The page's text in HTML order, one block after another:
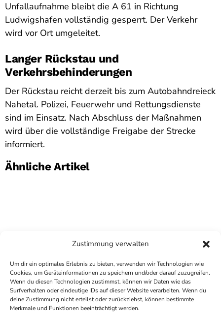
Zustimmung verwalten
Um dir ein optimales Erlebnis zu bieten, verwenden wir Technologien wie
Cookies, um Geräteinformationen zu speichern und/oder darauf zuzugreifen.
Wenn du diesen Technologien zustimmst, können wir Daten wie das
Surfverhalten oder eindeutige IDs auf dieser Website verarbeiten. Wenn du
deine Zustimmung nicht erteilst oder zurückziehst, können bestimmte
Merkmale und Funktionen beeinträchtigt werden.
Unfallaufnahme bleibt die A 61 in Richtung
Ludwigshafen vollständig gesperrt. Der Verkehr
wird vor Ort umgeleitet.
Langer Rückstau und
Verkehrsbehinderungen
Der Rückstau reicht derzeit bis zum Autobahndreieck
Nahetal. Polizei, Feuerwehr und Rettungsdienste
sind im Einsatz. Nach Abschluss der Maßnahmen
wird über die vollständige Freigabe der Strecke
informiert.
Ähnliche Artikel
COPYRIGHTANTENNE BAD KREUZNACH